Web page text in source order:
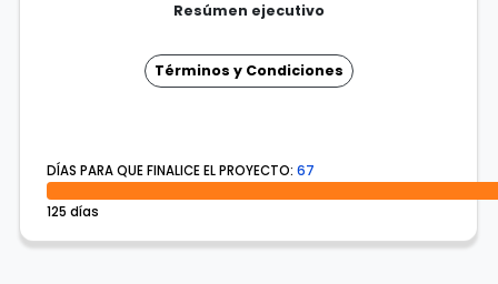
Resúmen ejecutivo
Términos y Condiciones
DÍAS PARA QUE FINALICE EL PROYECTO: 67
125 días